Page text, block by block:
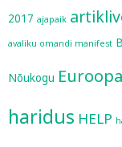
2017 ajapaik
avaliku omandi manifest
Nõukogu
haridus HELP